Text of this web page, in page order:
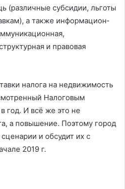
(различные субсидии, льготы
а также информацион­
и правовая
налога на недвижимость
Налоговым
год. И всё же это не
а повышение. Поэтому город
и обсудит их с
2019 г.